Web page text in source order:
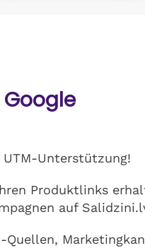
Unterstützung!
Produktlinks
auf